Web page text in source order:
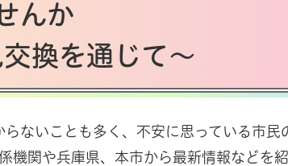
んか
換を通じて～
ないことも多く、不安に思っている市民
機関や兵庫県、本市から最新情報などを